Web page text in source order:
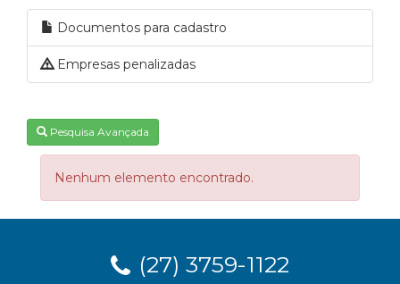
Documentos para cadastro
Empresas penalizadas
Pesquisa Avançada
Nenhum elemento encontrado.
(27) 3759-1122